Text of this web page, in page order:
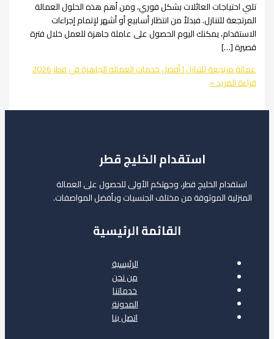
العائلات بشكل فوري، ومن أهم هذه الحلول العمالة
للتنازل. فبدلاً من انتظار أسابيع أو أشهر لإتمام إجراءات
يمكنك اليوم الحصول على عاملة جاهزة للعمل خلال فترة
للتنازل | أفضل خدمات العمالة الجاهزة في قطر 2026
»
استقدام الخليج قطر
الخليج قطر، وجهتكم الأولى للحصول على العمالة
الموثوقة من مختلف الجنسيات وبأفضل المواصفات.
القائمة الرئيسية